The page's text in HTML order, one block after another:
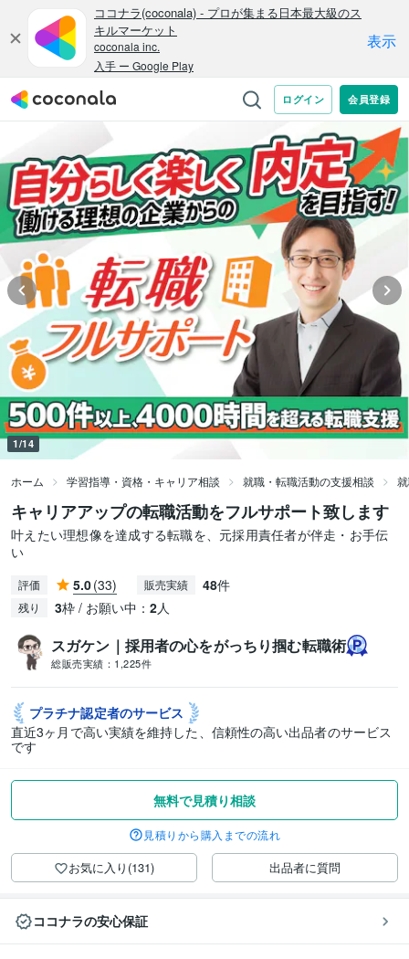
1/14
ホーム 学習指導・資格・キャリア相談 就職・転職活動の支援相談
キャリアアップの転職活動をフルサポート致します
叶えたい理想像を達成する転職を、元採用責任者が伴走・お手伝
い
評価 5.0(33) 販売実績 48件
残り 3枠 / お願い中： 2人
スガケン｜採用者の心をがっちり掴む転職術
総販売実績： 1,225件
プラチナ認定者のサービス
直近3ヶ月で高い実績を維持した、信頼性の高い出品者のサービス
です
無料で見積り相談
見積りから購入までの流れ
お気に入り(131) 出品者に質問
ココナラの安心保証